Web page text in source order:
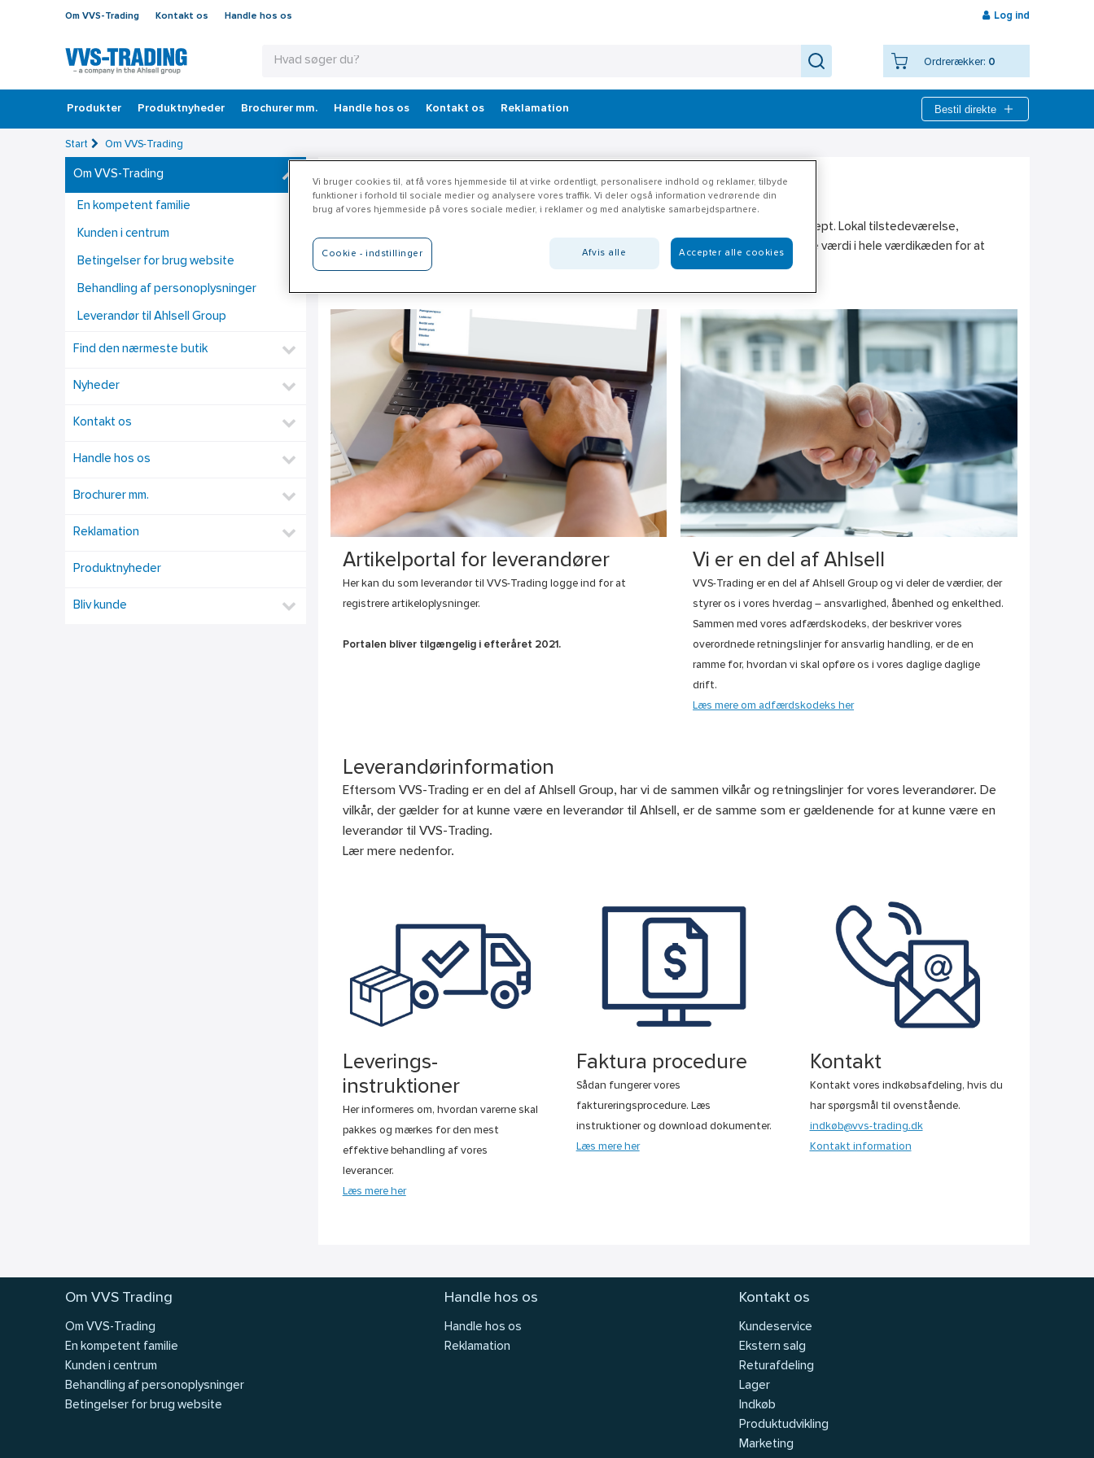
Om VVS-Trading Kontakt os Handle hos os Log ind
Ordrerækker: 0
Produkter Produktnyheder Brochurer mm. Handle hos os Kontakt os Reklamation Bestil direkte
Start Om VVS-Trading
Om VVS-Trading
En kompetent familie
Kunden i centrum
Betingelser for brug website
Behandling af personoplysninger
Leverandør til Ahlsell Group
Find den nærmeste butik
Nyheder
Kontakt os
Handle hos os
Brochurer mm.
Reklamation
Produktnyheder
Bliv kunde
Leverandør til Ahlsell Group
Det skal være enkelt at gøre forretninger sammen! VVS-Trading har et effektivt retailkoncept. Lokal tilstedeværelse,
fleksibilitet og logistik i verdensklasse. Sammen med vores leverandører ønsker vi at skabe værdi i hele værdikæden for at
tilbyde de bedste løsninger til vores kunder. VVS-Trading er din retailpartner!
Artikelportal for leverandører
Her kan du som leverandør til VVS-Trading logge ind for at
registrere artikeloplysninger.
Portalen bliver tilgængelig i efteråret 2021.
Vi er en del af Ahlsell
VVS-Trading er en del af Ahlsell Group og vi deler de værdier, der
styrer os i vores hverdag – ansvarlighed, åbenhed og enkelthed.
Sammen med vores adfærdskodeks, der beskriver vores
overordnede retningslinjer for ansvarlig handling, er de en
ramme for, hvordan vi skal opføre os i vores daglige daglige
drift.
Læs mere om adfærdskodeks her
Leverandørinformation
Eftersom VVS-Trading er en del af Ahlsell Group, har vi de sammen vilkår og retningslinjer for vores leverandører. De
vilkår, der gælder for at kunne være en leverandør til Ahlsell, er de samme som er gældenende for at kunne være en
leverandør til VVS-Trading.
Lær mere nedenfor.
Leverings-
instruktioner
Her informeres om, hvordan varerne skal
pakkes og mærkes for den mest
effektive behandling af vores
leverancer.
Læs mere her
Faktura procedure
Sådan fungerer vores
faktureringsprocedure. Læs
instruktioner og download dokumenter.
Læs mere her
Kontakt
Kontakt vores indkøbsafdeling, hvis du
har spørgsmål til ovenstående.
indkøb@vvs-trading.dk
Kontakt information
Om VVS Trading
Om VVS-Trading
En kompetent familie
Kunden i centrum
Behandling af personoplysninger
Betingelser for brug website
Handle hos os
Handle hos os
Reklamation
Kontakt os
Kundeservice
Ekstern salg
Returafdeling
Lager
Indkøb
Produktudvikling
Marketing
Vi bruger cookies til, at få vores hjemmeside til at virke ordentligt, personalisere indhold og reklamer, tilbyde
funktioner i forhold til sociale medier og analysere vores traffik. Vi deler også information vedrørende din
brug af vores hjemmeside på vores sociale medier, i reklamer og med analytiske samarbejdspartnere.
Afvis alle Accepter alle cookies
Cookie - indstillinger